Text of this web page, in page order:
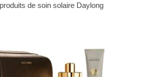
de soin solaire Daylong